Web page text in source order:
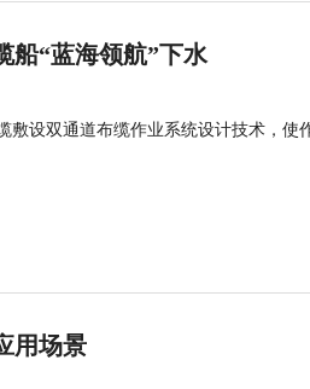
船“蓝海领航”下水
敷设双通道布缆作业系统设计技术，使
用场景